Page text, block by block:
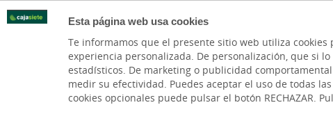
Esta página web usa cookies
Te informamos que el presente sitio web utiliza
experiencia personalizada. De personalización, que si
estadísticos. De marketing o publicidad
medir su efectividad. Puedes aceptar el uso de todas
cookies opcionales puede pulsar el botón RECHAZAR.
PARTICULARES BANCA